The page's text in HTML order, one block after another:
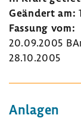
Geän­dert am:
Fassung vom:
20.09.2005
28.10.2005
Anlagen